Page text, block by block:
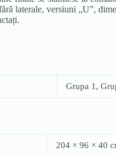
laterale, versiuni „U”,
Grupa 1,
204 × 96 × 40